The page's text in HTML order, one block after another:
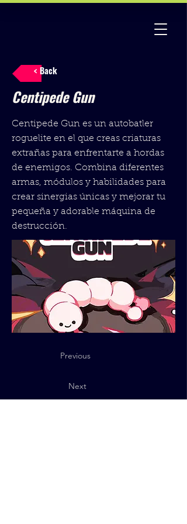
< Back
Centipede Gun
Centipede Gun es un autobatler
roguelite en el que creas criaturas
extrañas para enfrentarte a hordas
de enemigos. Combina diferentes
armas, módulos y habilidades para
crear sinergias únicas y mejorar tu
pequeña y adorable máquina de
destrucción.
Previous
Next